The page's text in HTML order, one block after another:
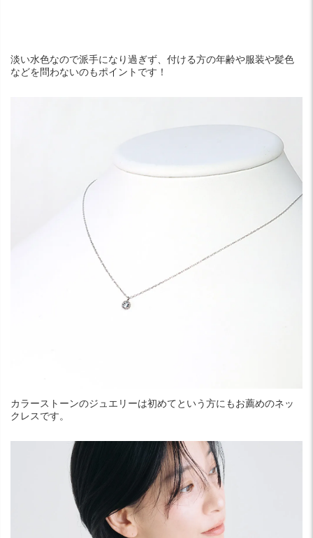
淡い水色なので派手になり過ぎず、付ける方の年齢や服装や髪色
などを問わないのもポイントです！
カラーストーンのジュエリーは初めてという方にもお薦めのネッ
クレスです。